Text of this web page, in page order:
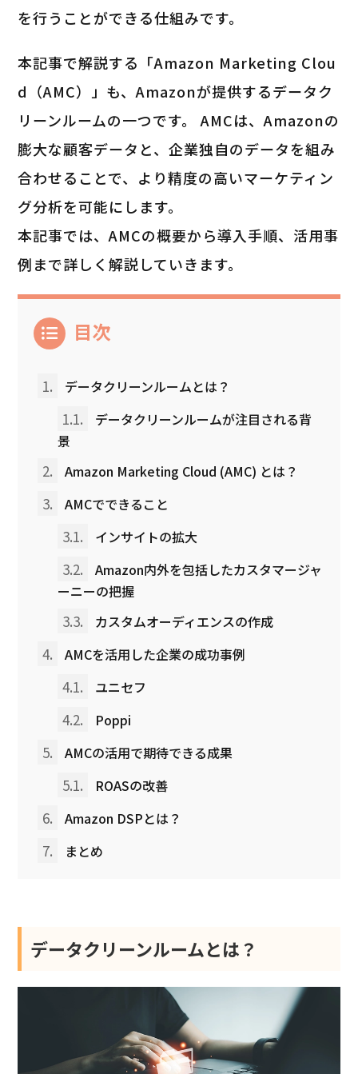
を行うことができる仕組みです。
本記事で解説する「Amazon Marketing Clou
d（AMC）」も、Amazonが提供するデータク
リーンルームの一つです。 AMCは、Amazonの
膨大な顧客データと、企業独自のデータを組み
合わせることで、より精度の高いマーケティン
グ分析を可能にします。
本記事では、AMCの概要から導入手順、活用事
例まで詳しく解説していきます。
目次
1. データクリーンルームとは？
1.1.
データクリーンルームが注目される背
景
2. Amazon Marketing Cloud (AMC) とは？
3. AMCでできること
3.1. インサイトの拡大
3.2.
Amazon内外を包括したカスタマージャ
ーニーの把握
3.3. カスタムオーディエンスの作成
4. AMCを活用した企業の成功事例
4.1. ユニセフ
4.2. Poppi
5. AMCの活用で期待できる成果
5.1. ROASの改善
6. Amazon DSPとは？
7. まとめ
データクリーンルームとは？